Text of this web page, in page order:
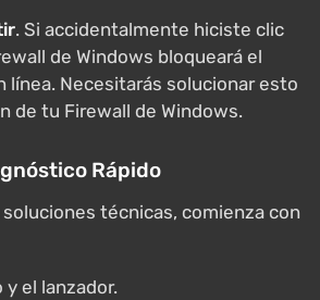
. Si accidentalmente hiciste clic
de Windows bloqueará el
línea. Necesitarás solucionar esto
de tu Firewall de Windows.
Rápido
técnicas, comienza con
y el lanzador.